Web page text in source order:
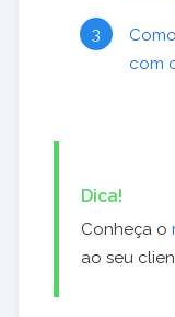
Como
com
Dica!
Conheça o
ao seu